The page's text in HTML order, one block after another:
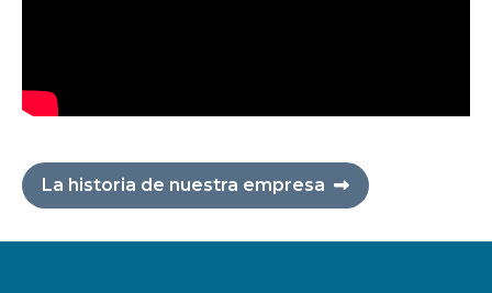
La historia de nuestra empresa